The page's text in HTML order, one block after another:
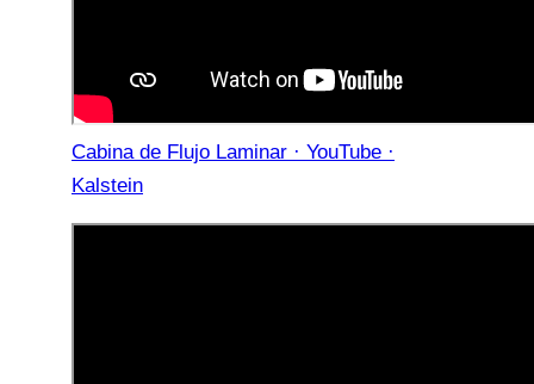
Cabina de Flujo Laminar · YouTube ·
Kalstein